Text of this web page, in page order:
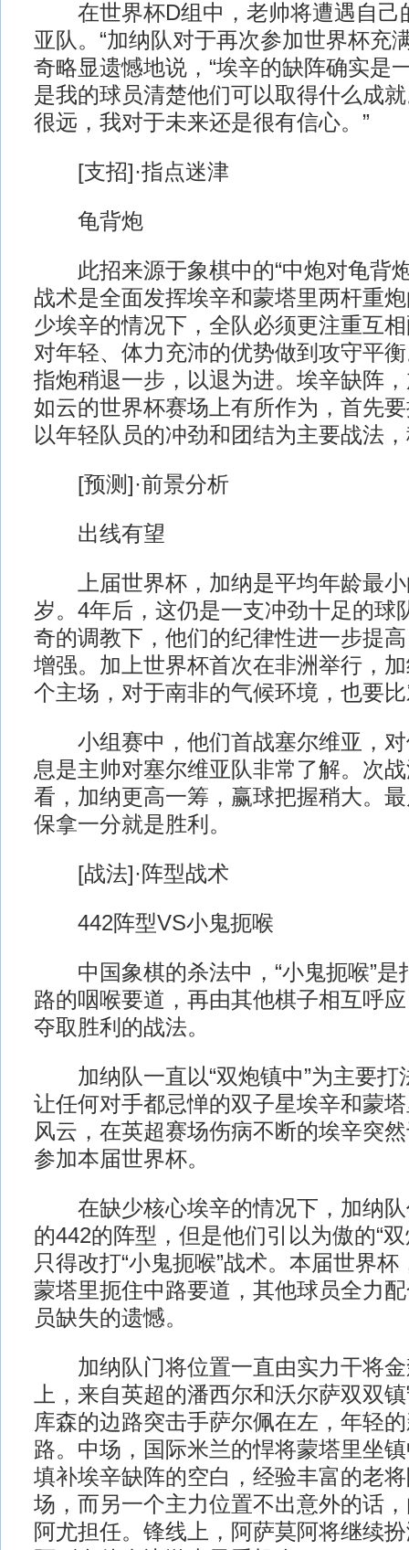
在世界杯D组中，老帅将遭遇自己
亚队。“加纳队对于再次参加世界杯充
奇略显遗憾地说，“埃辛的缺阵确实是
是我的球员清楚他们可以取得什么成
很远，我对于未来还是很有信心。”
[支招]·指点迷津
龟背炮
此招来源于象棋中的“中炮对龟背
战术是全面发挥埃辛和蒙塔里两杆重
少埃辛的情况下，全队必须更注重互
对年轻、体力充沛的优势做到攻守平
指炮稍退一步，以退为进。埃辛缺阵
如云的世界杯赛场上有所作为，首先
以年轻队员的冲劲和团结为主要战法
[预测]·前景分析
出线有望
上届世界杯，加纳是平均年龄最小
岁。4年后，这仍是一支冲劲十足的球
奇的调教下，他们的纪律性进一步提
增强。加上世界杯首次在非洲举行，
个主场，对于南非的气候环境，也要
小组赛中，他们首战塞尔维亚，对
息是主帅对塞尔维亚队非常了解。次
看，加纳更高一筹，赢球把握稍大。
保拿一分就是胜利。
[战法]·阵型战术
442阵型VS小鬼扼喉
中国象棋的杀法中，“小鬼扼喉”是
路的咽喉要道，再由其他棋子相互呼
夺取胜利的战法。
加纳队一直以“双炮镇中”为主要打
让任何对手都忌惮的双子星埃辛和蒙
风云，在英超赛场伤病不断的埃辛突
参加本届世界杯。
在缺少核心埃辛的情况下，加纳队
的442的阵型，但是他们引以为傲的“
只得改打“小鬼扼喉”战术。本届世界
蒙塔里扼住中路要道，其他球员全力
员缺失的遗憾。
加纳队门将位置一直由实力干将金
上，来自英超的潘西尔和沃尔萨双双
库森的边路突击手萨尔佩在左，年轻
路。中场，国际米兰的悍将蒙塔里坐
填补埃辛缺阵的空白，经验丰富的老
场，而另一个主力位置不出意外的话
阿尤担任。锋线上，阿萨莫阿将继续